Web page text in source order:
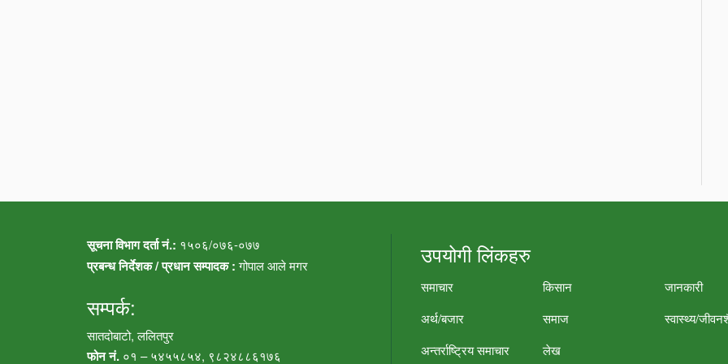
सूचना विभाग दर्ता नं.: १५०६/०७६-०७७
प्रबन्ध निर्देशक / प्रधान सम्पादक :गोपाल आले मगर
सम्पर्क:
सातदोबाटो, ललितपुर
फोन नं. ०१ – ५४५५८५४, ९८२४८८६१७६
उपयोगी लिंकहरु
समाचार किसान
जानकारी
अर्थ/बजार
समाज
स्वास्थ्य/
अन्तर्राष्ट्रिय समाचार
लेख